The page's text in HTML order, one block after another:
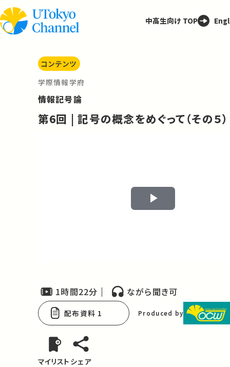
中高生向け TOP
コンテンツ
学際情報学府
情報記号論
第6回 | 記号の概念をめぐって（その５）
Play
1時間22分 ながら聞き可
配布資料 1 Produced by
マイリスト シェア